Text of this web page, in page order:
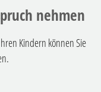
nehmen
Kindern können Sie